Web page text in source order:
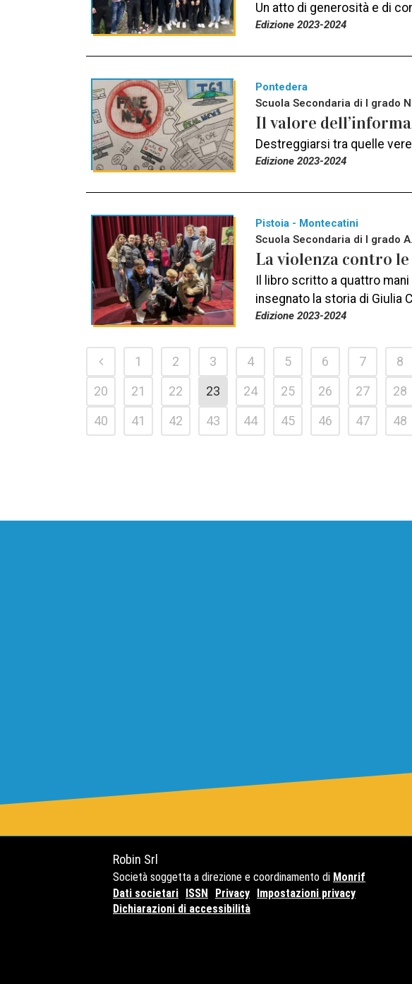
Un atto di generosità e di
Edizione 2023-2024
Pontedera
Scuola Secondaria di I grado
Il valore
Destreggiarsi tra quelle
Edizione 2023-2024
Pistoia - Montecatini
Scuola Secondaria di I grado
La violenza contro le
Il libro scritto a quattro
insegnato la storia di Giulia
Edizione 2023-2024
1 2 3 4 5 6 7 8
20
21 22 23 24 25 26 27 28
40
41 42 43 44 45 46 47 48
Robin Srl
Società soggetta a direzione e coordinamento di Monrif
Dati societari ISSN Privacy Impostazioni privacy
Dichiarazioni di accessibilità